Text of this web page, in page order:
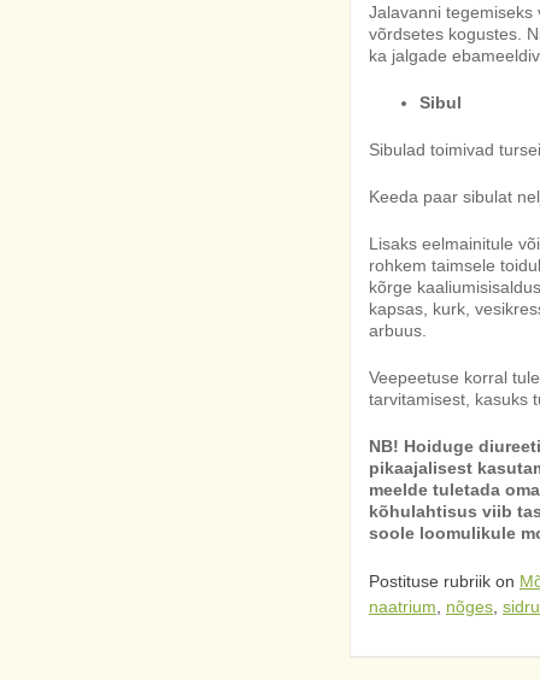
Jalavanni tegemiseks
võrdsetes kogustes.
ka jalgade
Sibul
Sibulad toimivad
Keeda paar sibulat
Lisaks eelmainitule
rohkem taimsele
kõrge
kapsas, kurk,
arbuus.
Veepeetuse korral
tarvitamisest, kasuks
NB! Hoiduge
pikaajalisest
meelde tuletada
kõhulahtisus viib
soole loomulikule
Postituse rubriik on
naatrium
nõges